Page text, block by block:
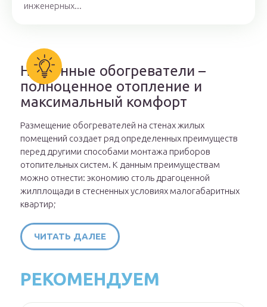
инженерных...
Настенные обогреватели –
полноценное отопление и
максимальный комфорт
Размещение обогревателей на стенах жилых
помещений создает ряд определенных преимуществ
перед другими способами монтажа приборов
отопительных систем. К данным преимуществам
можно отнести: экономию столь драгоценной
жилплощади в стесненных условиях малогабаритных
квартир;
ЧИТАТЬ ДАЛЕЕ
РЕКОМЕНДУЕМ